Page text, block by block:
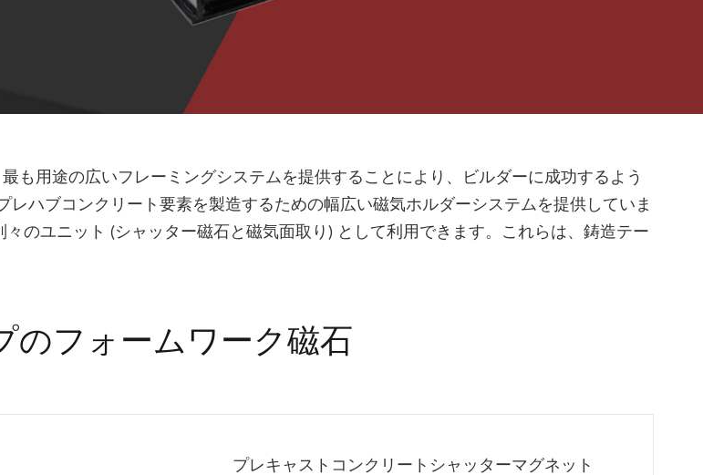
も用途の広いフレーミングシステムを提供することにより、ビルダーに成功するよう
ハブコンクリート要素を製造するための幅広い磁気ホルダーシステムを提供していま
のユニット (シャッター磁石と磁気面取り) として利用できます。これらは、鋳造テー
のフォームワーク磁石
プレキャストコンクリートシャッターマグネット